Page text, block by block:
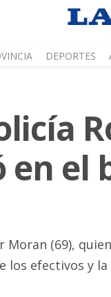
DEPORTES
en el
Moran (69),
los efectivos y